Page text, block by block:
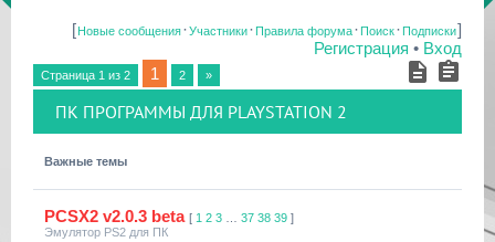
[Новые сообщения·Участники·Правила форума·Поиск·Подписки]
Регистрация • Вход
Страница 1 из 2 1 2 »
ПК ПРОГРАММЫ ДЛЯ PLAYSTATION 2
Важные темы
PCSX2 v2.0.3 beta [ 1 2 3 37 38 39 ]
Эмулятор PS2 для ПК